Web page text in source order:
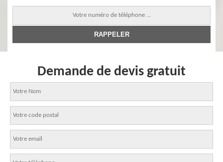
Demande de devis gratuit